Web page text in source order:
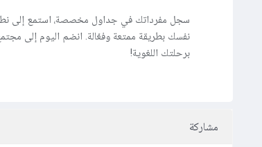
سجل مفرداتك في جداول مخصصة، استمع إلى
برحلتك اللغوية!
مشاركة